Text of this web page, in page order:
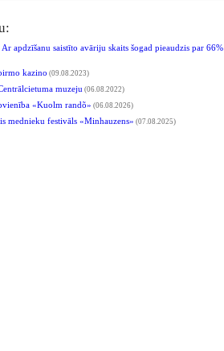
apdzīšanu saistīto avāriju skaits šogad pieaudzis par 66%
kazino (09.08.2023)
muzeju (06.08.2022)
«Kuolm randõ» (06.08.2026)
mednieku festivāls «Minhauzens» (07.08.2025)